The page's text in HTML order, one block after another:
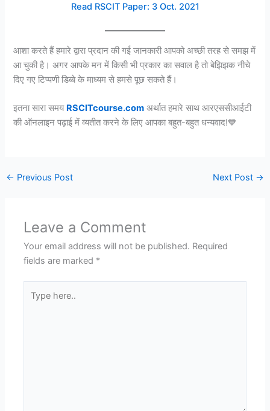
Read RSCIT Paper: 3 Oct. 2021
आशा करते हैं हमारे द्वारा प्रदान की गई जानकारी आपको अच्छी तरह से समझ में
आ चुकी है। अगर आपके मन में किसी भी प्रकार का सवाल है तो बेझिझक नीचे
दिए गए टिप्पणी डिब्बे के माध्यम से हमसे पूछ सकते हैं।
इतना सारा समय RSCITcourse.com अर्थात हमारे साथ आरएससीआईटी
की ऑनलाइन पढ़ाई में व्यतीत करने के लिए आपका बहुत-बहुत धन्यवाद!💙
← Previous Post Next Post →
Leave a Comment
Your email address will not be published. Required
fields are marked *
here..